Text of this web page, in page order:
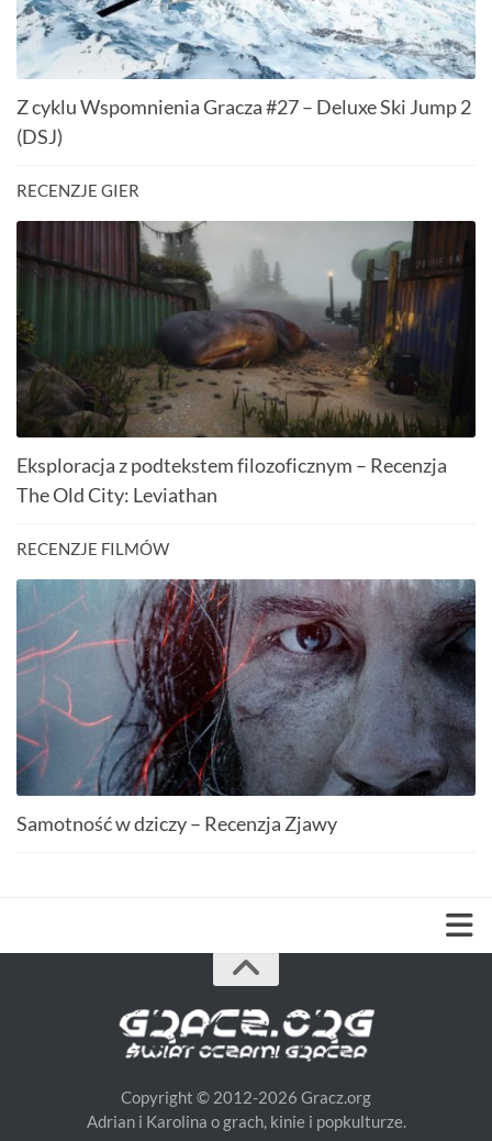
Z cyklu Wspomnienia Gracza #27 – Deluxe Ski Jump 2
(DSJ)
RECENZJE GIER
Eksploracja z podtekstem filozoficznym – Recenzja
The Old City: Leviathan
RECENZJE FILMÓW
Samotność w dziczy – Recenzja Zjawy
Copyright © 2012-2026 Gracz.org
Adrian i Karolina o grach, kinie i popkulturze.